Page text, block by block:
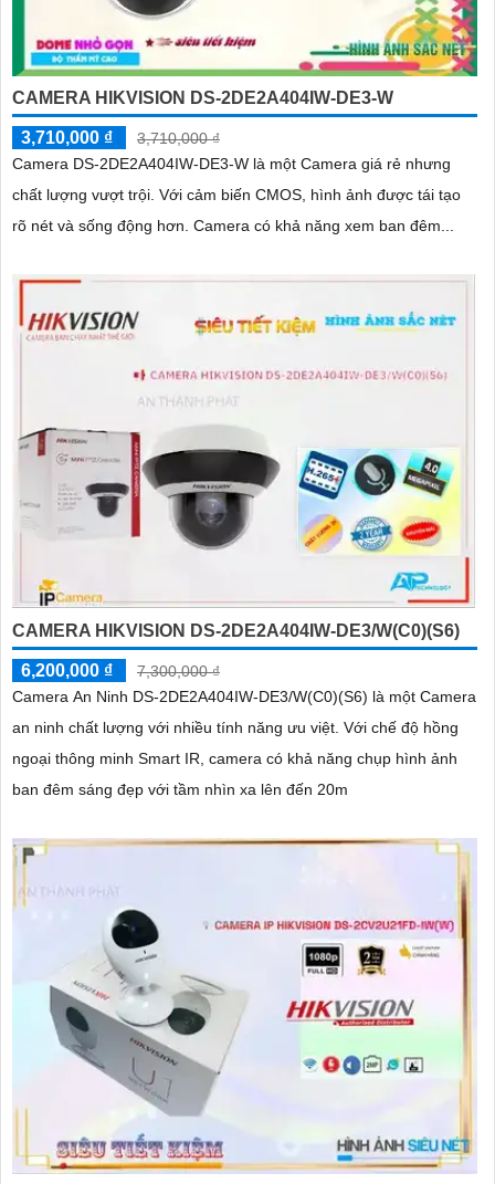
CAMERA HIKVISION DS-2DE2A404IW-DE3-W
3,710,000 ₫
3,710,000 ₫
Camera DS-2DE2A404IW-DE3-W là một Camera giá rẻ nhưng
chất lượng vượt trội. Với cảm biến CMOS, hình ảnh được tái tạo
rõ nét và sống động hơn. Camera có khả năng xem ban đêm...
CAMERA HIKVISION DS-2DE2A404IW-DE3/W(C0)(S6)
6,200,000 ₫
7,300,000 ₫
Camera An Ninh DS-2DE2A404IW-DE3/W(C0)(S6) là một Camera
an ninh chất lượng với nhiều tính năng ưu việt. Với chế độ hồng
ngoại thông minh Smart IR, camera có khả năng chụp hình ảnh
ban đêm sáng đẹp với tầm nhìn xa lên đến 20m